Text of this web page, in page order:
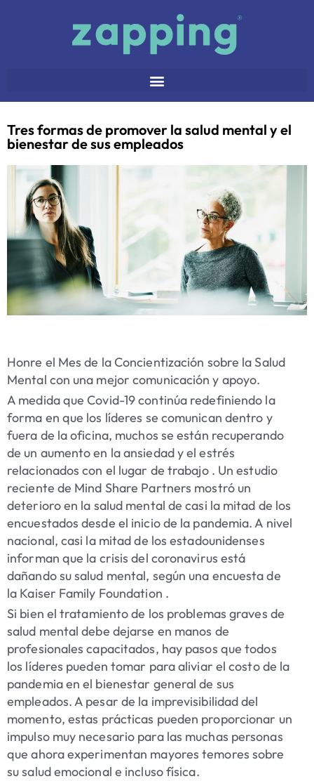
Tres formas de promover la salud mental y el
bienestar de sus empleados
Honre el Mes de la Concientización sobre la Salud
Mental con una mejor comunicación y apoyo.
A medida que Covid-19 continúa redefiniendo la
forma en que los líderes se comunican dentro y
fuera de la oficina, muchos se están recuperando
de un aumento en la ansiedad y el estrés
relacionados con el lugar de trabajo . Un estudio
reciente de Mind Share Partners mostró un
deterioro en la salud mental de casi la mitad de los
encuestados desde el inicio de la pandemia. A nivel
nacional, casi la mitad de los estadounidenses
informan que la crisis del coronavirus está
dañando su salud mental, según una encuesta de
la Kaiser Family Foundation .
Si bien el tratamiento de los problemas graves de
salud mental debe dejarse en manos de
profesionales capacitados, hay pasos que todos
los líderes pueden tomar para aliviar el costo de la
pandemia en el bienestar general de sus
empleados. A pesar de la imprevisibilidad del
momento, estas prácticas pueden proporcionar un
impulso muy necesario para las muchas personas
que ahora experimentan mayores temores sobre
su salud emocional e incluso física.